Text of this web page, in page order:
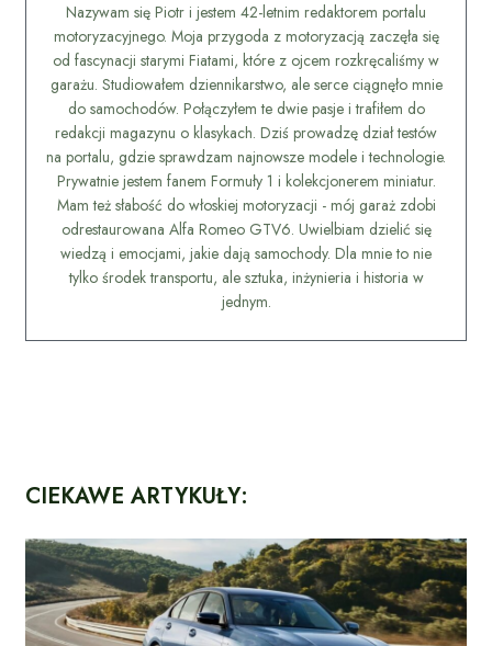
Nazywam się Piotr i jestem 42-letnim redaktorem portalu
motoryzacyjnego. Moja przygoda z motoryzacją zaczęła się
od fascynacji starymi Fiatami, które z ojcem rozkręcaliśmy w
garażu. Studiowałem dziennikarstwo, ale serce ciągnęło mnie
do samochodów. Połączyłem te dwie pasje i trafiłem do
redakcji magazynu o klasykach. Dziś prowadzę dział testów
na portalu, gdzie sprawdzam najnowsze modele i technologie.
Prywatnie jestem fanem Formuły 1 i kolekcjonerem miniatur.
Mam też słabość do włoskiej motoryzacji - mój garaż zdobi
odrestaurowana Alfa Romeo GTV6. Uwielbiam dzielić się
wiedzą i emocjami, jakie dają samochody. Dla mnie to nie
tylko środek transportu, ale sztuka, inżynieria i historia w
jednym.
CIEKAWE ARTYKUŁY: